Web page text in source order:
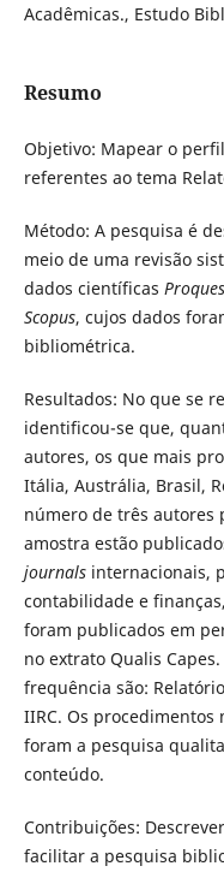
Acadêmicas., Estudo
Resumo
Objetivo: Mapear o
referentes ao tema
Método: A pesquisa é
meio de uma revisão
dados científicas
Scopus, cujos dados
bibliométrica.
Resultados: No que se
identificou-se que,
autores, os que mais
Itália, Austrália, Brasil,
número de três autores
amostra estão
journalsinternacionais,
contabilidade e
foram publicados em
no extrato Qualis
frequência são:
IIRC. Os
foram a pesquisa
conteúdo.
Contribuições:
facilitar a pesquisa